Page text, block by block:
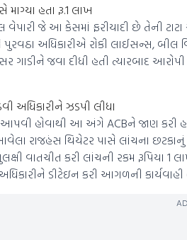
હતા રૂ.1 લાખ
જે આ કેસમાં ફરીયાદી છે તેની
પુરવઠા અધિકારીએ રોકી લાઈસન્સ, બીલ
ગાડીને જવા દીધી હતી ત્યારબાદ
અધિકારીને ઝડપી લીધા
હોવાથી આ અંગે ACBને જાણ કરી
રાજહંસ થિયેટર પાસે લાંચના
વાતચીત કરી લાંચની રકમ રૂપિયા 1
ડીટેઇન કરી આગળની કાર્યવાહી